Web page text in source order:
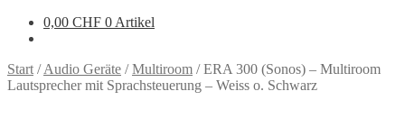
0,00 CHF 0 Artikel
Start /Audio Geräte /Multiroom /ERA 300 (Sonos) – Multiroom
Lautsprecher mit Sprachsteuerung – Weiss o. Schwarz